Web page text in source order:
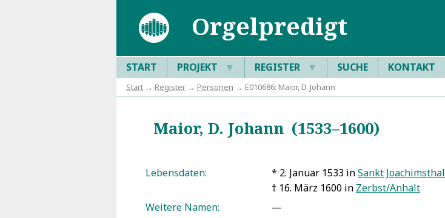
Orgelpredigt
START PROJEKT ▼ REGISTER ▼ SUCHE KONTAKT
Start → Register → Personen → E010686: Maior, D. Johann
Maior, D. Johann (1533–1600)
Lebensdaten: * 2. Januar 1533 inSankt Joachimsthal
† 16. März 1600 in Zerbst/Anhalt
Weitere Namen:
—